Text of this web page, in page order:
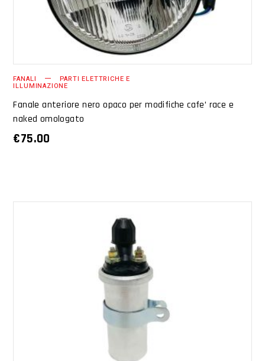
FANALI PARTI ELETTRICHE E
ILLUMINAZIONE
Fanale anteriore nero opaco per modifiche cafe’ race e
naked omologato
€75.00